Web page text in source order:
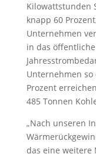
Kilowattstunden
knapp 60
Unternehmen
in das
Unternehmen
Prozent
485 Tonnen
„Nach unseren
das eine weitere